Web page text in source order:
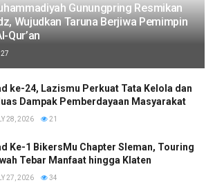
Gunungpring Resmikan
Wujudkan Taruna Berjiwa Pemimpin
Qur’an
27
ke-24, Lazismu Perkuat Tata Kelola dan
Dampak Pemberdayaan Masyarakat
28, 2026 21
Ke-1 BikersMu Chapter Sleman, Touring
Tebar Manfaat hingga Klaten
27, 2026 34